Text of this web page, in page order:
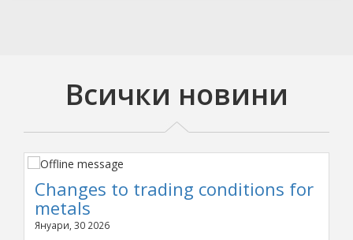
Всички новини
Changes to trading conditions for
metals
Януари, 30 2026